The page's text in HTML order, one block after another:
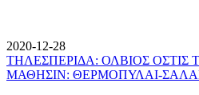
2020-12-28
ΤΗΛΕΣΠΕΡΙΔΑ: ΟΛΒΙΟΣ ΟΣΤΙΣ
ΜΑΘΗΣΙΝ: ΘΕΡΜΟΠΥΛΑΙ-